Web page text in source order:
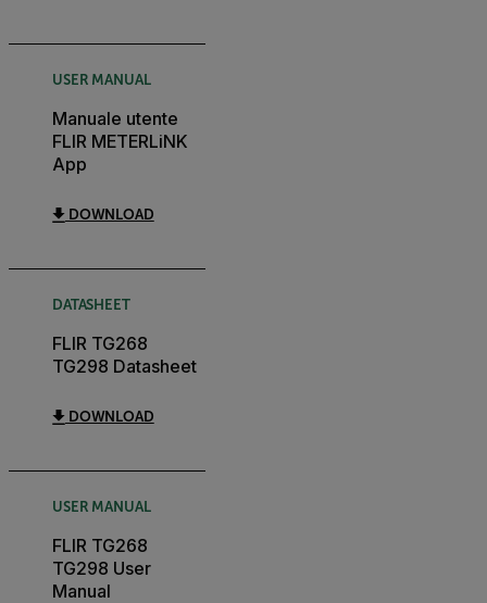
USER MANUAL
Manuale utente
FLIR METERLiNK
App
DOWNLOAD
DATASHEET
FLIR TG268
TG298 Datasheet
DOWNLOAD
USER MANUAL
FLIR TG268
TG298 User
Manual